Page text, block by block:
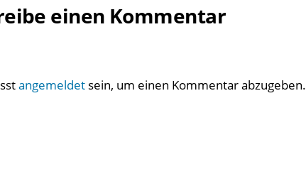
einen Kommentar
angemeldet sein, um einen Kommentar abzugeben.